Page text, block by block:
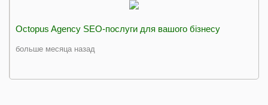
Octopus Agency SEO-послуги для вашого бізнесу
больше месяца назад